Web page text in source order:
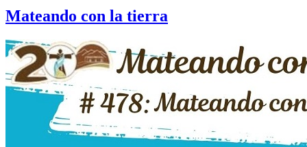
Mateando con la tierra